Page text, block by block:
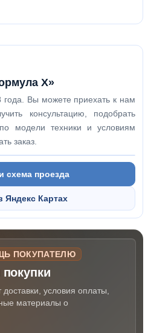
Х»
года. Вы можете приехать к нам
консультацию, подобрать
модели техники и условиям
заказ.
схема проезда
Яндекс Картах
ПОКУПАТЕЛЮ
условия оплаты,
материалы о